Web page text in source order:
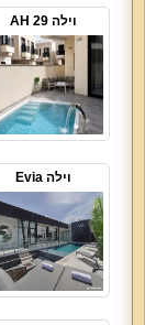
וילה 29 AH
וילה Evia